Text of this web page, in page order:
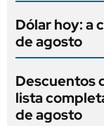
Dólar hoy: a
de agosto
Descuentos
lista
de agosto